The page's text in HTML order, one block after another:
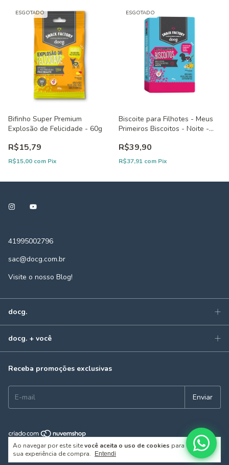
Ao navegar por este sitevocê aceita o uso de cookies para agilizar a
sua experiência de compra.
Entendi
ESGOTADO
Bifinho Super Premium
Explosão de Felicidade - 60g
R$15,79
R$15,00 com Pix
ESGOTADO
Biscoite para Filhotes - Meus
Primeiros Biscoitos - Noite -
R$39,90
R$37,91 com Pix
41995002796
sac@docg.com.br
Visite o nosso Blog!
docg.
docg. + você
Receba promoções exclusivas
Copyright docg - 22578669000106 - 2026. Todos os direitos reservados.